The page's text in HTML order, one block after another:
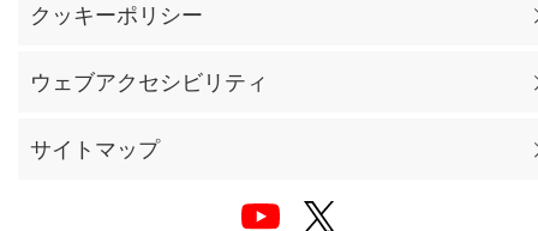
クッキーポリシー
ウェブアクセシビリティ
サイトマップ